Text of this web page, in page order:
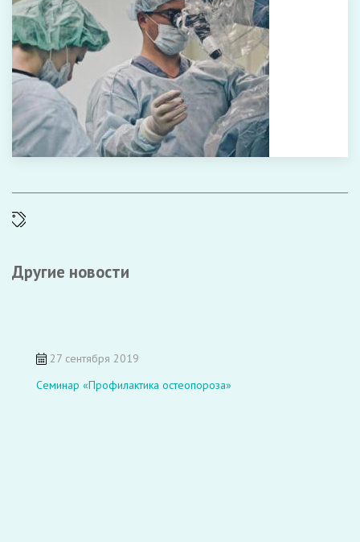
Другие новости
27 сентября 2019
Семинар «Профилактика остеопороза»